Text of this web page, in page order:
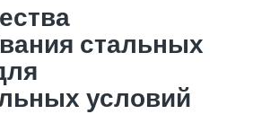
стальных
условий